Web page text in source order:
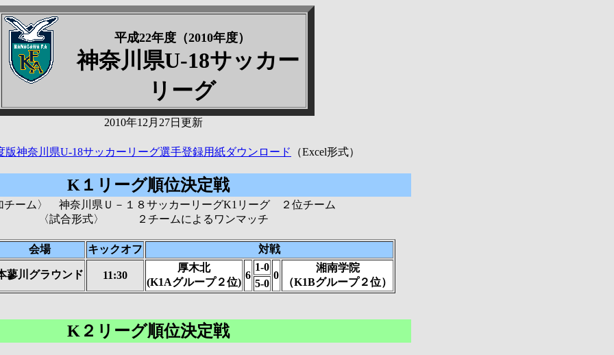
平成22年度（2010年度）
神奈川県U-18サッカー
リーグ
2010年12月27日更新
版神奈川県U-18サッカーリーグ選手登録用紙ダウンロード （Excel形式）
K１リーグ順位決定戦
チーム〉 神奈川県Ｕ－１８サッカーリーグK1リーグ ２位チーム
〈試合形式〉 ２チームによるワンマッチ
会場 キックオフ 対戦
蓼川グラウンド 11:30
厚木北
(K1Aグループ２位)
6
1-0
0
湘南学院
（K1Bグループ２位）
5-0
K２リーグ順位決定戦